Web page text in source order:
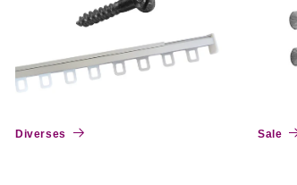
Diverses Sale